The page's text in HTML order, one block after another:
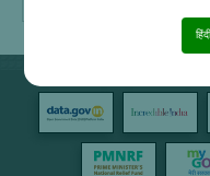
हिंदी